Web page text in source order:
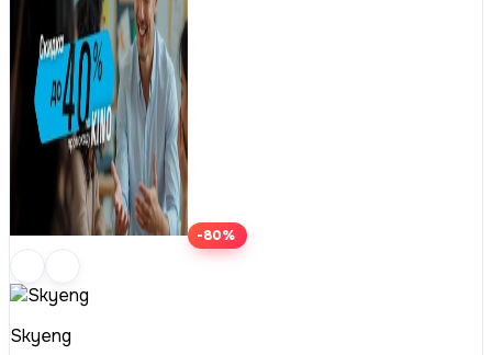
-80%
Skyeng